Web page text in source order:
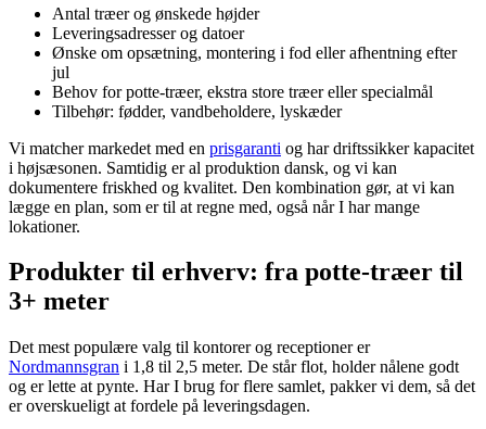
Antal træer og ønskede højder
Leveringsadresser og datoer
Ønske om opsætning, montering i fod eller afhentning efter
jul
Behov for potte-træer, ekstra store træer eller specialmål
Tilbehør: fødder, vandbeholdere, lyskæder
Vi matcher markedet med en prisgaranti og har driftssikker kapacitet
i højsæsonen. Samtidig er al produktion dansk, og vi kan
dokumentere friskhed og kvalitet. Den kombination gør, at vi kan
lægge en plan, som er til at regne med, også når I har mange
lokationer.
Produkter til erhverv: fra potte-træer til
3+ meter
Det mest populære valg til kontorer og receptioner er
Nordmannsgran i 1,8 til 2,5 meter. De står flot, holder nålene godt
og er lette at pynte. Har I brug for flere samlet, pakker vi dem, så det
er overskueligt at fordele på leveringsdagen.